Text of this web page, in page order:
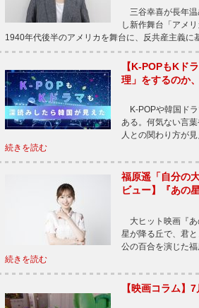
三谷幸喜が長年温
し新作舞台「アメ
1940年代後半のアメリカを舞台に、反共産主義に
【K-POPもKド
理」をするのか
K-POPや韓国ドラ
ある。何気ない言
人との関わり方が
続きを読む
福原遥「自分の
ビュー】『あの
大ヒット映画『あ
星が降る丘で、君
公の百合を演じた
続きを読む
【映画コラム】